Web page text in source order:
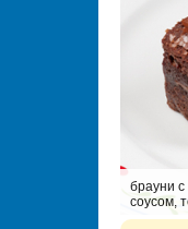
брауни
соусом,